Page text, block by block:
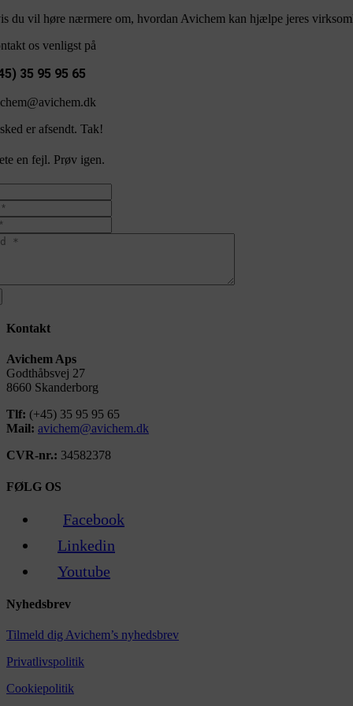
du vil høre nærmere om, hvordan Avichem kan hjælpe jeres
os venligst på
35 95 95 65
er afsendt. Tak!
en fejl. Prøv igen.
Kontakt
Avichem Aps
Godthåbsvej 27
8660 Skanderborg
Tlf: (+45) 35 95 95 65
Mail: avichem@avichem.dk
CVR-nr.: 34582378
FØLG OS
Facebook
Linkedin
Youtube
Nyhedsbrev
Tilmeld dig Avichem’s nyhedsbrev
Privatlivspolitik
Cookiepolitik